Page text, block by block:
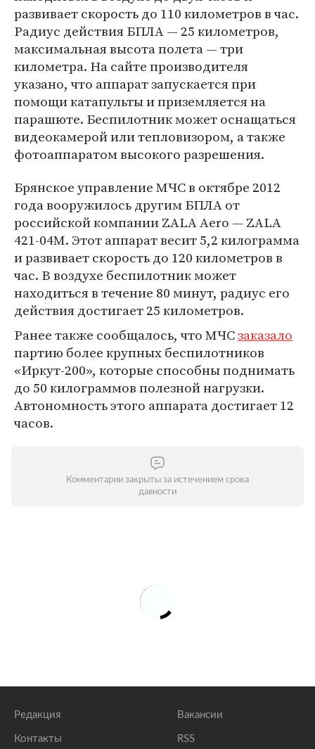
развивает скорость до 110 километров в час.
Радиус действия БПЛА — 25 километров,
максимальная высота полета — три
километра. На сайте производителя
указано, что аппарат запускается при
помощи катапульты и приземляется на
парашюте. Беспилотник может оснащаться
видеокамерой или тепловизором, а также
фотоаппаратом высокого разрешения.
Брянское управление МЧС в октябре 2012
года вооружилось другим БПЛА от
российской компании ZALA Aero — ZALA
421-04М. Этот аппарат весит 5,2 килограмма
и развивает скорость до 120 километров в
час. В воздухе беспилотник может
находиться в течение 80 минут, радиус его
действия достигает 25 километров.
Ранее также сообщалось, что МЧСзаказало
партию более крупных беспилотников
«Иркут-200», которые способны поднимать
до 50 килограммов полезной нагрузки.
Автономность этого аппарата достигает 12
часов.
Комментарии закрыты за истечением срока
давности
Редакция
Контакты
Вакансии
RSS